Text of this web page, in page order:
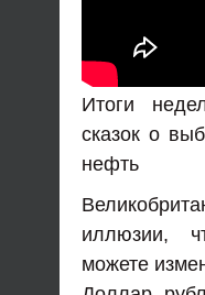
Итоги
сказок о
нефть
иллюзии,
можете